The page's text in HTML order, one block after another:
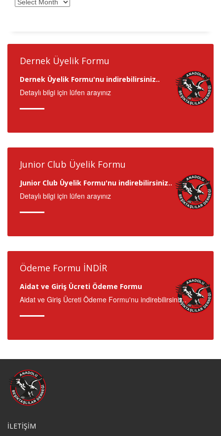
Dernek Üyelik Formu
Dernek Üyelik Formu'nu indirebilirsiniz..
Detaylı bilgi için lüfen arayınız
Junior Club Üyelik Formu
Junior Club Üyelik Formu'nu indirebilirsiniz..
Detaylı bilgi için lüfen arayınız
Ödeme Formu İNDİR
Aidat ve Giriş Ücreti Ödeme Formu
Aidat ve Giriş Ücreti Ödeme Formu'nu indirebilirsiniz..
İLETİŞİM